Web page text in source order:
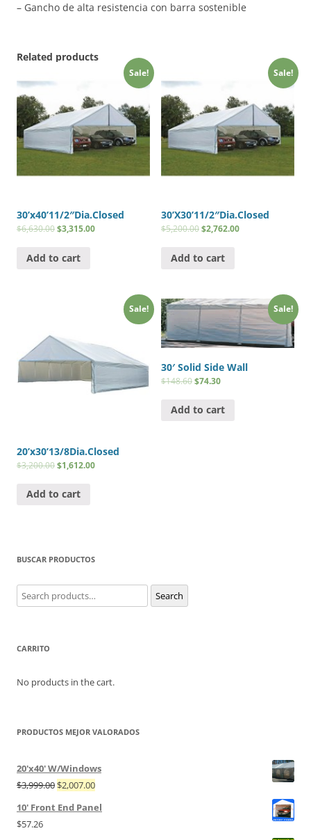
– Gancho de alta resistencia con barra sostenible
Related products
Sale!
30’x40’11/2″Dia.Closed
$6,630.00$3,315.00
Add to cart
Sale!
30’X30’11/2″Dia.Closed
$5,200.00$2,762.00
Add to cart
Sale!
20’x30’13/8Dia.Closed
$3,200.00$1,612.00
Add to cart
Sale!
30′ Solid Side Wall
$148.60$74.30
Add to cart
BUSCAR PRODUCTOS
Search
for: Search
CARRITO
No products in the cart.
PRODUCTOS MEJOR VALORADOS
20'x40' W/Windows
$3,999.00 $2,007.00
10' Front End Panel
$57.26